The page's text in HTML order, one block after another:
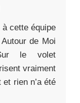
cette équipe
de Moi
le volet
vraiment
rien n’a été